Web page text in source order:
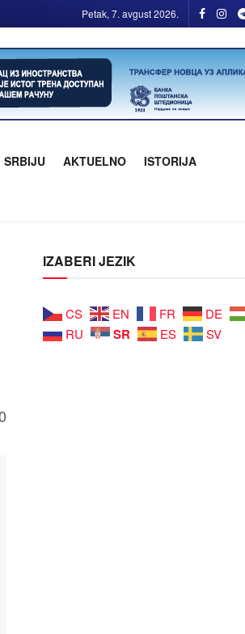
Petak, 7. avgust 2026.
SRBIJU AKTUELNO ISTORIJA
IZABERI JEZIK
CS EN FR DE
RU
SR ES SV